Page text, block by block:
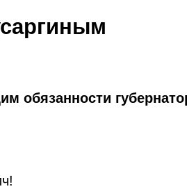
обязанности